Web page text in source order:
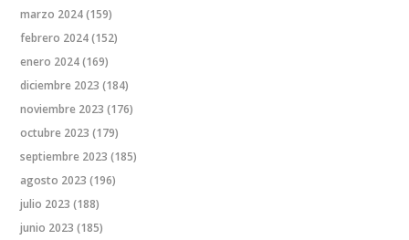
marzo 2024(159)
febrero 2024(152)
enero 2024(169)
diciembre 2023 (184)
noviembre 2023 (176)
octubre 2023 (179)
septiembre 2023 (185)
agosto 2023 (196)
julio 2023 (188)
junio 2023 (185)